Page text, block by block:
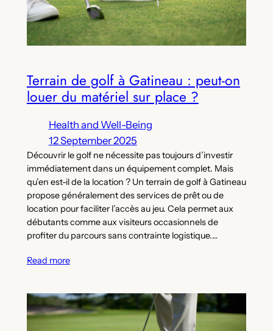
Terrain de golf à Gatineau : peut-on
louer du matériel sur place ?
Health and Well-Being
12 September 2025
Découvrir le golf ne nécessite pas toujours d’investir
immédiatement dans un équipement complet. Mais
qu’en est-il de la location ? Un terrain de golf à Gatineau
propose généralement des services de prêt ou de
location pour faciliter l’accès au jeu. Cela permet aux
débutants comme aux visiteurs occasionnels de
profiter du parcours sans contrainte logistique.…
Read more